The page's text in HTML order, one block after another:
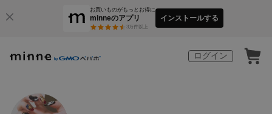
お買いものがもっとお得に
minneのアプリ
3万件以上
インストールする
ログイン